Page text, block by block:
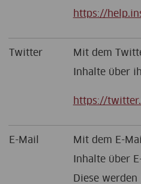
https://
Twitter
Mit dem
Inhalte über
https://
E-Mail
Mit dem E-
Inhalte über
Diese